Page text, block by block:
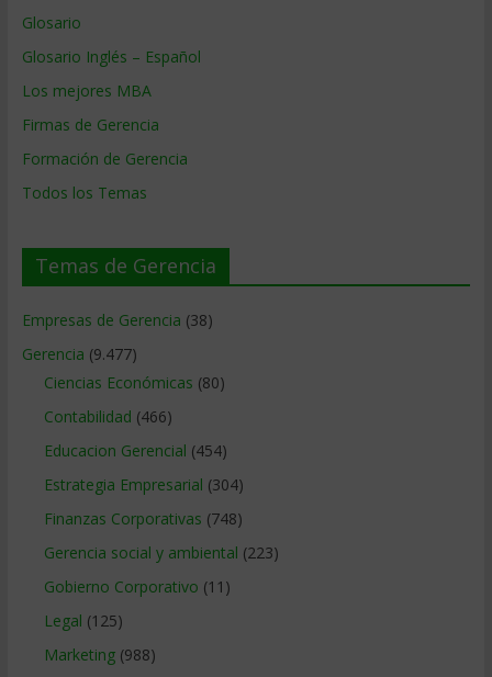
Glosario
Glosario Inglés – Español
Los mejores MBA
Firmas de Gerencia
Formación de Gerencia
Todos los Temas
Temas de Gerencia
Empresas de Gerencia (38)
Gerencia (9.477)
Ciencias Económicas (80)
Contabilidad (466)
Educacion Gerencial (454)
Estrategia Empresarial (304)
Finanzas Corporativas (748)
Gerencia social y ambiental (223)
Gobierno Corporativo (11)
Legal (125)
Marketing(988)